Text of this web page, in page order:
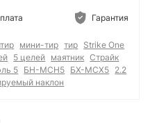
Гарантия
мини-тир тир Strike One
5 целей маятник Страйк
5 БН-МСН5 БХ-МСХ5 2.2
наклон